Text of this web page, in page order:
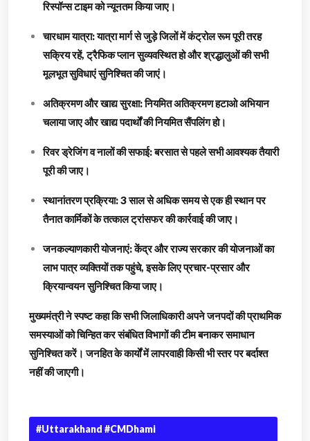
रिस्पॉन्स टाइम को न्यूनतम किया जाए।
चारधाम यात्रा: यात्रा मार्ग से जुड़े जिलों में कंट्रोल रूम पूरी तरह
सक्रिय रहें, ट्रैफिक प्लान सुव्यवस्थित हो और श्रद्धालुओं की सभी
मूलभूत सुविधाएं सुनिश्चित की जाएं।
अतिक्रमण और खाद्य सुरक्षा: नियमित अतिक्रमण हटाओ अभियान
चलाया जाए और खाद्य पदार्थों की नियमित सैंपलिंग हो।
रिवर ड्रेजिंग व नालों की सफाई: बरसात से पहले सभी आवश्यक तैयारी
पूरी की जाए।
स्थानांतरण प्रक्रिया: 3 साल से अधिक समय से एक ही स्थान पर
तैनात कार्मिकों के तत्काल ट्रांसफर की कार्रवाई की जाए।
जनकल्याणकारी योजनाएं: केंद्र और राज्य सरकार की योजनाओं का
लाभ पात्र व्यक्तियों तक पहुंचे, इसके लिए प्रचार-प्रसार और
क्रियान्वयन सुनिश्चित किया जाए।
मुख्यमंत्री ने स्पष्ट कहा कि सभी जिलाधिकारी अपने जनपदों की प्राथमिक
समस्याओं को चिन्हित कर संबंधित विभागों की टीम बनाकर समाधान
सुनिश्चित करें। जनहित के कार्यों में लापरवाही किसी भी स्तर पर बर्दाश्त
नहीं की जाएगी।
#Uttarakhand #CMDhami